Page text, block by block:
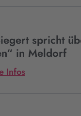
spricht
mit
Aleida
spricht
in Meldorf
InfosMehr